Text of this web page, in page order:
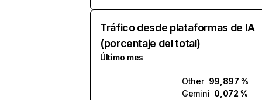
Tráfico desde plataformas de IA
(porcentaje del total)
Último mes
Other 99,897 %
Gemini 0,072 %